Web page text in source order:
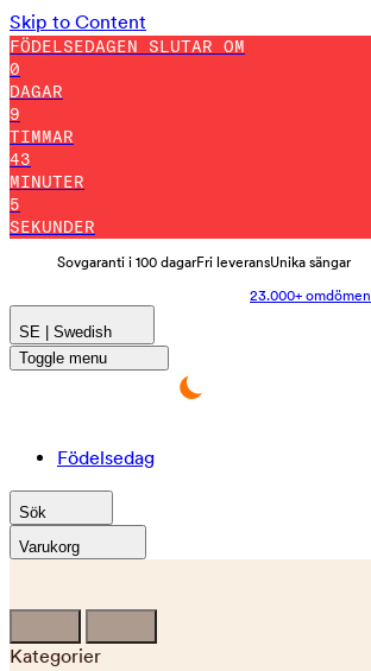
Skip to Content
FÖDELSEDAGEN SLUTAR OM
0
DAGAR
9
TIMMAR
42
MINUTER
59
SEKUNDER
Sovgaranti i 100 dagarFri leveransUnika sängar
23.000+ omdömen
SE | Swedish
Toggle menu
Födelsedag
Sök
Varukorg
Kategorier